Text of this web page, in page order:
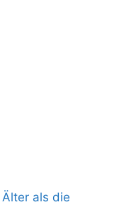
als die